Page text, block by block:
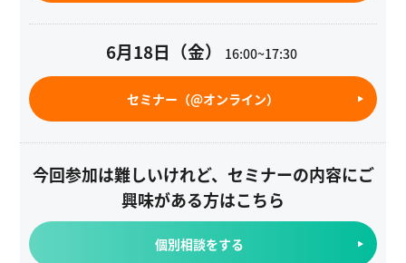
6月18日（金） 16:00~17:30
セミナー（@オンライン）
今回参加は難しいけれど、セミナーの内容にご
興味がある方はこちら
個別相談をする